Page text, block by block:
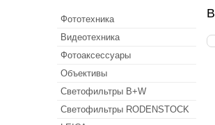
Фототехника
Видеотехника
Фотоаксессуары
Объективы
Светофильтры B+W
Светофильтры RODENSTOCK